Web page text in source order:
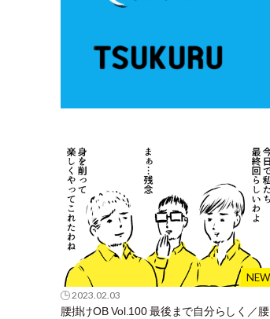
2023.02.03
腰掛けOB Vol.100 最後まで自分らしく／腰